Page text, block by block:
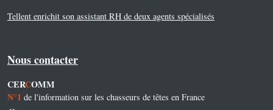
Tellent enrichit son assistant RH de deux agents spécialisés
Nous contacter
CERCOMM
N°1 de l'information sur les chasseurs de têtes en France